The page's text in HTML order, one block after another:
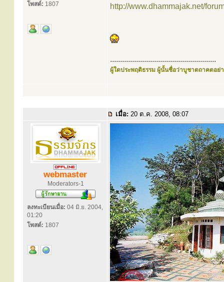
โพสต์: 1807
http://www.dhammajak.net/
.....................................................
ผู้ใดประพฤติธรรม ผู้นั้นชื่อว่าบูชาตถาคตอย่า
เมื่อ: 20 ต.ค. 2008, 08:07
webmaster
Moderators-1
ลงทะเบียนเมื่อ: 04 มิ.ย. 2004,
01:20
โพสต์: 1807